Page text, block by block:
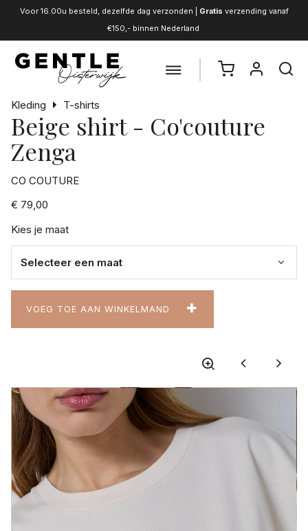
Voor 16.00u besteld, dezelfde dag verzonden | Gratis verzending vanaf
€150,- binnen Nederland
Kleding T-shirts
Beige shirt - Co'couture
Zenga
CO COUTURE
€ 79,00
Kies je maat
VOEG TOE AAN WINKELMAND